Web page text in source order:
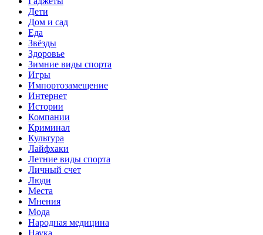
Дети
Дом и сад
Еда
Звёзды
Здоровье
Зимние виды спорта
Игры
Импортозамещение
Интернет
Истории
Компании
Криминал
Культура
Лайфхаки
Летние виды спорта
Личный счет
Люди
Места
Мнения
Мода
Народная медицина